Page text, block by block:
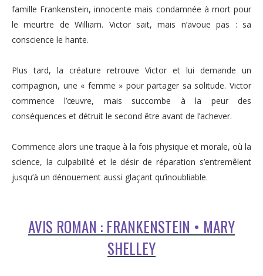
famille Frankenstein, innocente mais condamnée à mort pour
le meurtre de William. Victor sait, mais n’avoue pas : sa
conscience le hante.
Plus tard, la créature retrouve Victor et lui demande un
compagnon, une « femme » pour partager sa solitude. Victor
commence l’œuvre, mais succombe à la peur des
conséquences et détruit le second être avant de l’achever.
Commence alors une traque à la fois physique et morale, où la
science, la culpabilité et le désir de réparation s’entremêlent
jusqu’à un dénouement aussi glaçant qu’inoubliable.
AVIS ROMAN : FRANKENSTEIN • MARY
SHELLEY